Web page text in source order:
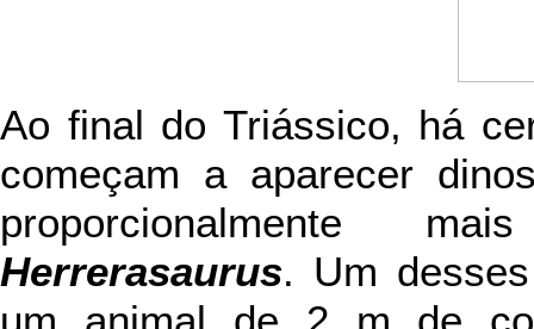
Ao final do Triássico, há
começam a aparecer
proporcionalmente
Herrerasaurus. Um